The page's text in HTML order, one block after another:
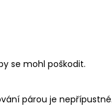
se mohl poškodit.
párou je